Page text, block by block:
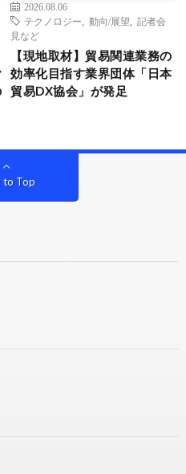
2026.08.06
テクノロジー
動向/展望
記者会
見など
【現地取材】貿易関連業務の
効率化目指す業界団体「日本
貿易DX協会」が発足
to Top